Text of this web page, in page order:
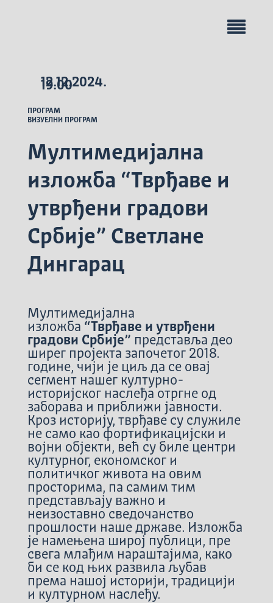
12.12.2024.
19.00
ПРОГРАМ
ВИЗУЕЛНИ ПРОГРАМ
Мултимедијална
изложба “Тврђаве и
утврђени градови
Србије” Светлане
Дингарац
Мултимедијална
изложба “Тврђаве и утврђени
градови Србије” представља део
ширег пројекта започетог 2018.
године, чији је циљ да се овај
сегмент нашег културно-
историјског наслеђа отргне од
заборава и приближи јавности.
Кроз историју, тврђаве су служиле
не само као фортификацијски и
војни објекти, већ су биле центри
културног, економског и
политичког живота на овим
просторима, па самим тим
представљају важно и
неизоставно сведочанство
прошлости наше државе. Изложба
је намењена широј публици, пре
свега млађим нараштајима, како
би се код њих развила љубав
према нашој историји, традицији
и културном наслеђу.